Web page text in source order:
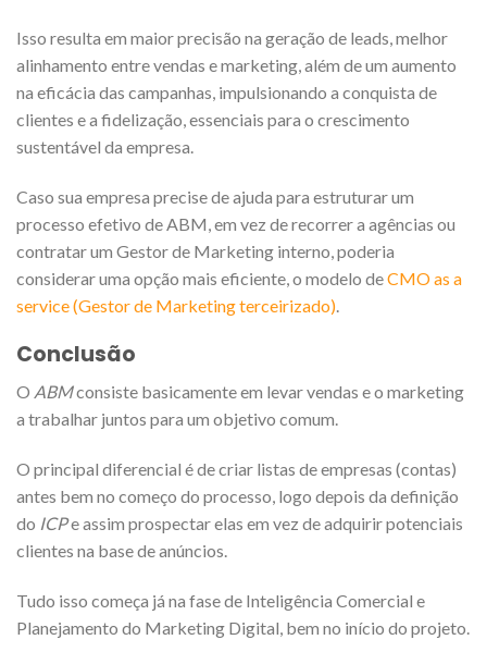
Isso resulta em maior precisão na geração de leads, melhor
alinhamento entre vendas e marketing, além de um aumento
na eficácia das campanhas, impulsionando a conquista de
clientes e a fidelização, essenciais para o crescimento
sustentável da empresa.
Caso sua empresa precise de ajuda para estruturar um
processo efetivo de ABM, em vez de recorrer a agências ou
contratar um Gestor de Marketing interno, poderia
considerar uma opção mais eficiente, o modelo deCMO as a
service (Gestor de Marketing terceirizado)
Conclusão
O ABMconsiste basicamente em levar vendas e o marketing
a trabalhar juntos para um objetivo comum.
O principal diferencial é de criar listas de empresas (contas)
antes bem no começo do processo, logo depois da definição
do ICPe assim prospectar elas em vez de adquirir potenciais
clientes na base de anúncios.
Tudo isso começa já na fase de Inteligência Comercial e
Planejamento do Marketing Digital, bem no início do projeto.